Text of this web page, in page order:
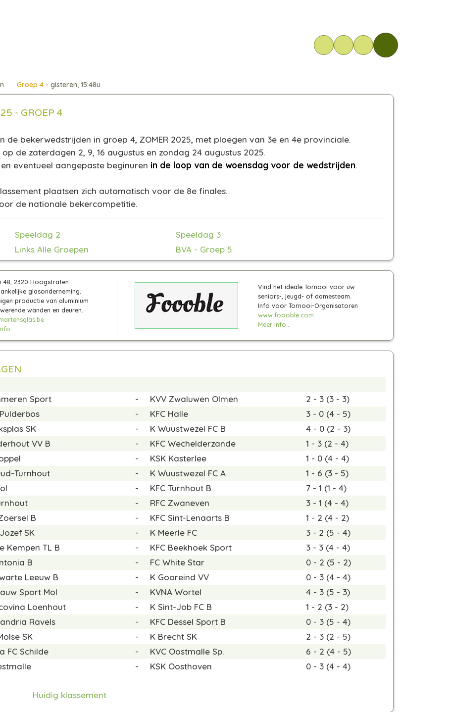
Groep 4- gisteren, 15:48u
- GROEP 4
de bekerwedstrijden in groep 4, ZOMER 2025, met ploegen van 3e en 4e provinciale.
de zaterdagen 2, 9, 16 augustus en zondag 24 augustus 2025.
eventueel aangepaste beginuren in de loop van de woensdag voor de wedstrijden.
plaatsen zich automatisch voor de 8e finales.
de nationale bekercompetitie.
Speeldag 2
Speeldag 3
Links Alle Groepen BVA - Groep 5
48, 2320 Hoogstraten
glasonderneming.
productie van aluminium
wanden en deuren.
Vind het ideale Tornooi voor uw
seniors-, jeugd- of damesteam.
Info voor Tornooi-Organisatoren
www.foooble.com
Meer info...
Sport - KVV Zwaluwen Olmen
2 - 3 (3 - 3)
- KFC Halle
3 - 0 (4 - 5)
SK - K Wuustwezel FC B
4 - 0 (2 - 3)
VV B - KFC Wechelderzande
1 - 3 (2 - 4)
- KSK Kasterlee
1 - 0 (4 - 4)
Turnhout - K Wuustwezel FC A
1 - 6 (3 - 5)
- KFC Turnhout B
7 - 1 (1 - 4)
- RFC Zwaneven
3 - 1 (4 - 4)
B - KFC Sint-Lenaarts B
1 - 2 (4 - 2)
SK - K Meerle FC
3 - 2 (5 - 4)
Kempen TL B - KFC Beekhoek Sport
3 - 3 (4 - 4)
B - FC White Star
0 - 2 (5 - 2)
Leeuw B - K Gooreind VV
0 - 3 (4 - 4)
Sport Mol - KVNA Wortel
4 - 3 (5 - 3)
Loenhout - K Sint-Job FC B
1 - 2 (3 - 2)
Ravels - KFC Dessel Sport B
0 - 3 (5 - 4)
SK - K Brecht SK
2 - 3 (2 - 5)
FC Schilde - KVC Oostmalle Sp.
6 - 2 (4 - 5)
- KSK Oosthoven 0 - 3 (4 - 4)
Huidig klassement